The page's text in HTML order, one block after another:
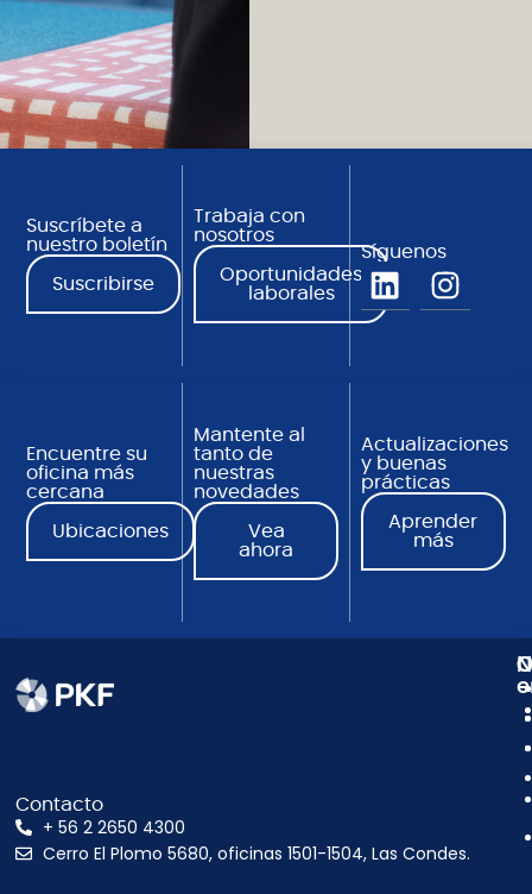
Suscríbete a
nuestro boletín
Suscribirse
Trabaja con
nosotros
Oportunidades
laborales
Síguenos
Encuentre su
oficina más
cercana
Ubicaciones
Mantente al
tanto de
nuestras
novedades
Vea
ahora
Actualizaciones
y buenas
prácticas
Aprender
más
Contacto
+ 56 2 2650 4300
Cerro El Plomo 5680, oficinas 1501-1504, Las Condes.